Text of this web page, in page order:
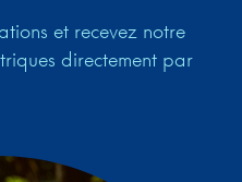
et recevez notre
directement par